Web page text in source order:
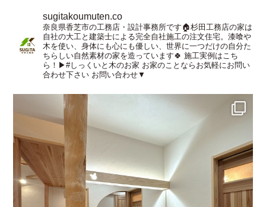
sugitakoumuten.co
奈良県香芝市の工務店・設計事務所です🏠杉田工務店の家は
自社の大工と建築士による完全自社施工の注文住宅。漆喰や
木を使い、身体にも心にも優しい、世界に一つだけの自分た
ちらしい自然素材の家を造っています🍀 施工実例はこち
ら！▶︎#しっくいと木のお家 お家のことならお気軽にお問い
合わせ下さい お問い合わせ▼